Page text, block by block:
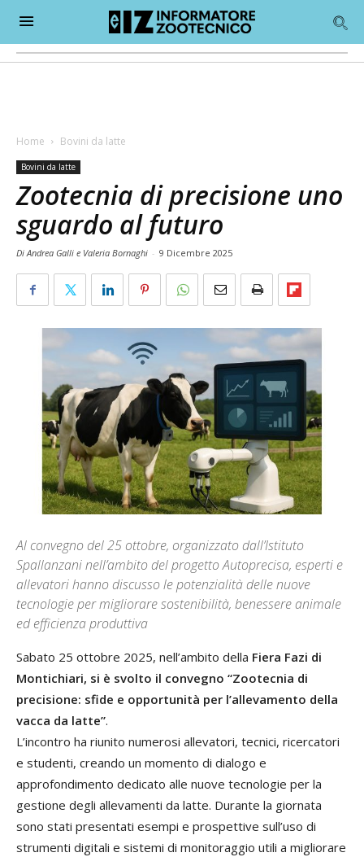
Home Bovini da latte
Bovini da latte
Zootecnia di precisione uno
sguardo al futuro
Di Andrea Galli e Valeria Bornaghi - 9 Dicembre 2025
Al convegno del 25 ottobre, organizzato dall’Istituto
Spallanzani nell’ambito del progetto Autoprecisa, esperti e
allevatori hanno discusso le potenzialità delle nuove
tecnologie per migliorare sostenibilità, benessere animale
ed efficienza produttiva
Sabato 25 ottobre 2025, nell’ambito della Fiera Fazi di
Montichiari, si è svolto il convegno “Zootecnia di
precisione: sfide e opportunità per l’allevamento della
vacca da latte”.
L’incontro ha riunito numerosi allevatori, tecnici, ricercatori
e studenti, creando un momento di dialogo e
approfondimento dedicato alle nuove tecnologie per la
gestione degli allevamenti da latte. Durante la giornata
sono stati presentati esempi e prospettive sull’uso di
strumenti digitali e sistemi di monitoraggio utili a migliorare